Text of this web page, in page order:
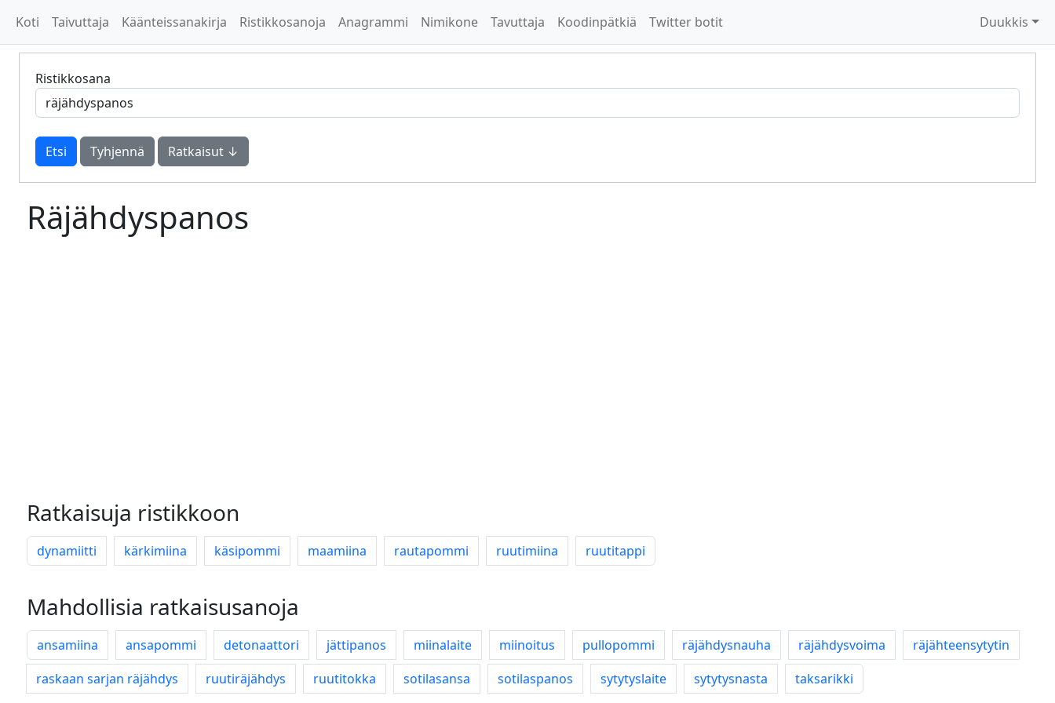
Koti Taivuttaja Käänteissanakirja Ristikkosanoja Anagrammi Nimikone Tavuttaja Koodinpätkiä Twitter botit Duukkis
Ristikkosana
Tyhjennä Ratkaisut ↓
Räjähdyspanos
Ratkaisuja ristikkoon
dynamiitti kärkimiina käsipommi maamiina rautapommi ruutimiina ruutitappi
Mahdollisia ratkaisusanoja
ansamiina ansapommi detonaattori jättipanos miinalaite miinoitus pullopommi räjähdysnauha räjähdysvoima
räjähteensytytin
raskaan sarjan räjähdys
ruutiräjähdys ruutitokka sotilasansa sotilaspanos sytytyslaite sytytysnasta taksarikki